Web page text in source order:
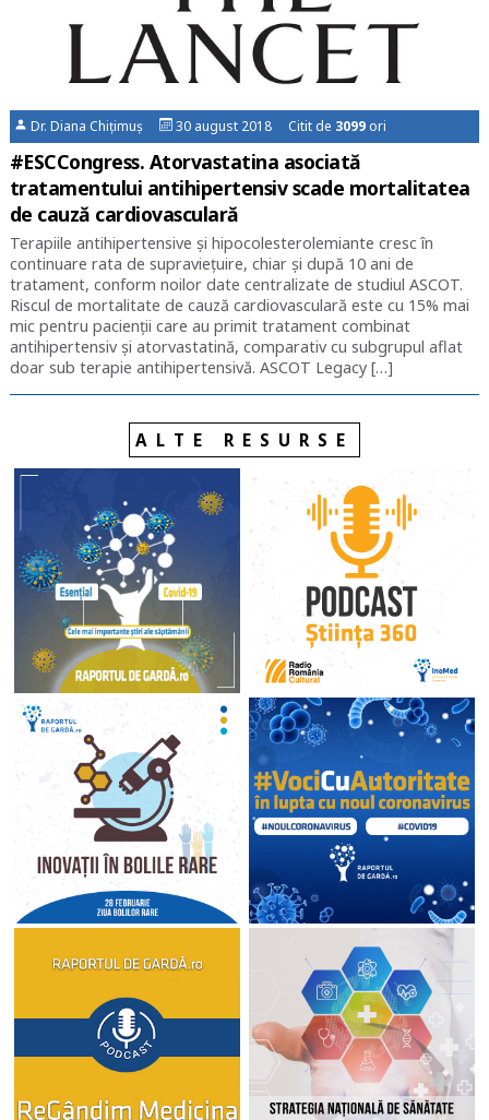
Dr. Diana Chițimuș 30 august 2018 Citit de 3099 ori
#ESCCongress. Atorvastatina asociată
tratamentului antihipertensiv scade mortalitatea
de cauză cardiovasculară
Terapiile antihipertensive și hipocolesterolemiante cresc în
continuare rata de supraviețuire, chiar și după 10 ani de
tratament, conform noilor date centralizate de studiul ASCOT.
Riscul de mortalitate de cauză cardiovasculară este cu 15% mai
mic pentru pacienții care au primit tratament combinat
antihipertensiv și atorvastatină, comparativ cu subgrupul aflat
doar sub terapie antihipertensivă. ASCOT Legacy […]
ALTE RESURSE